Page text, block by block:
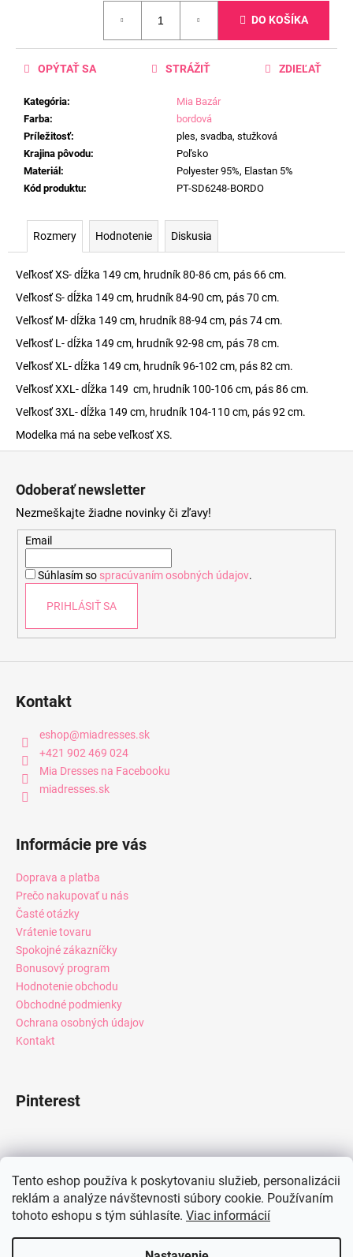
Tento eshop používa k poskytovaniu služieb, personalizácii
reklám a analýze návštevnosti súbory cookie. Používaním
tohoto eshopu s tým súhlasíte. Viac informácií
DO KOŠÍKA
Kategória:
Mia Bazár
Farba:
bordová
Príležitosť:
ples, svadba, stužková
Krajina pôvodu:
Poľsko
Materiál:
Polyester 95%, Elastan 5%
Kód produktu: PT-SD6248-BORDO
OPÝTAŤ SA STRÁŽIŤ ZDIEĽAŤ
Rozmery Hodnotenie Diskusia
Veľkosť XS- dĺžka 149 cm, hrudník 80-86 cm, pás 66 cm.
Veľkosť S- dĺžka 149 cm, hrudník 84-90 cm, pás 70 cm.
Veľkosť M- dĺžka 149 cm, hrudník 88-94 cm, pás 74 cm.
Veľkosť L- dĺžka 149 cm, hrudník 92-98 cm, pás 78 cm.
Veľkosť XL- dĺžka 149 cm, hrudník 96-102 cm, pás 82 cm.
Veľkosť XXL- dĺžka 149 cm, hrudník 100-106 cm, pás 86 cm.
Veľkosť 3XL- dĺžka 149 cm, hrudník 104-110 cm, pás 92 cm.
Modelka má na sebe veľkosť XS.
Odoberať newsletter
Nezmeškajte žiadne novinky či zľavy!
Email
Súhlasím so spracúvaním osobných údajov.
PRIHLÁSIŤ SA
Kontakt
eshop@miadresses.sk
+421 902 469 024
Mia Dresses na Facebooku
miadresses.sk
Informácie pre vás
Doprava a platba
Prečo nakupovať u nás
Časté otázky
Vrátenie tovaru
Spokojné zákazníčky
Bonusový program
Hodnotenie obchodu
Obchodné podmienky
Ochrana osobných údajov
Kontakt
Pinterest
Instagram